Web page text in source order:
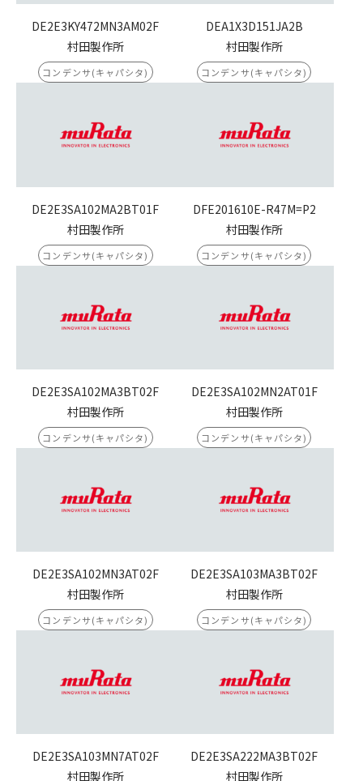
DE2E3KY472MN3AM02F
村田製作所
コンデンサ(キャパシタ)
DEA1X3D151JA2B
村田製作所
コンデンサ(キャパシタ)
DE2E3SA102MA2BT01F
村田製作所
コンデンサ(キャパシタ)
DFE201610E-R47M=P2
村田製作所
コンデンサ(キャパシタ)
DE2E3SA102MA3BT02F
村田製作所
コンデンサ(キャパシタ)
DE2E3SA102MN2AT01F
村田製作所
コンデンサ(キャパシタ)
DE2E3SA102MN3AT02F
村田製作所
コンデンサ(キャパシタ)
DE2E3SA103MA3BT02F
村田製作所
コンデンサ(キャパシタ)
DE2E3SA103MN7AT02F
村田製作所
DE2E3SA222MA3BT02F
村田製作所